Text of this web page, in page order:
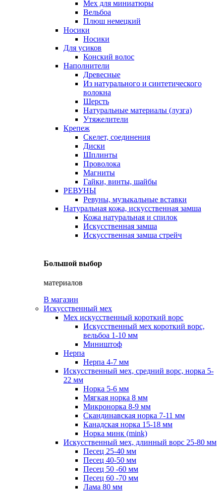
Мех для миниатюры
Вельбоа
Плюш немецкий
Носики
Носики
Для усиков
Конский волос
Наполнители
Древесные
Из натурального и синтетического
волокна
Шерсть
Натуральные материалы (лузга)
Утяжелители
Крепеж
Скелет, соединения
Диски
Шплинты
Проволока
Магниты
Гайки, винты, шайбы
РЕВУНЫ
Ревуны, музыкальные вставки
Натуральная кожа, искусственная замша
Кожа натуральная и спилок
Искусственная замша
Искусственная замша стрейч
Большой выбор
материалов
В магазин
Искусственный мех
Мех искусственный короткий ворс
Искусственный мех короткий ворс,
вельбоа 1-10 мм
Миништоф
Нерпа
Нерпа 4-7 мм
Искусственный мех, средний ворс, норка 5-
22 мм
Норка 5-6 мм
Мягкая норка 8 мм
Микронорка 8-9 мм
Скандинавская норка 7-11 мм
Канадская норка 15-18 мм
Норка минк (mink)
Искусственный мех, длинный ворс 25-80 мм
Песец 25-40 мм
Песец 40-50 мм
Песец 50 -60 мм
Песец 60 -70 мм
Лама 80 мм